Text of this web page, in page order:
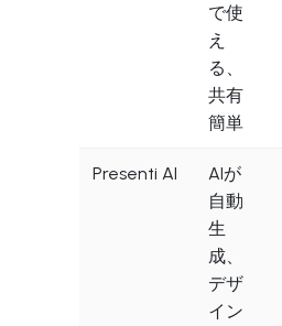
で使
え
る、
共有
簡単
Presenti AI
AIが
自動
生
成、
デザ
イン